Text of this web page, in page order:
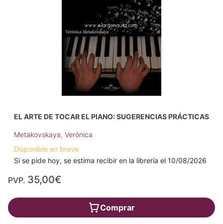
EL ARTE DE TOCAR EL PIANO: SUGERENCIAS PRÁCTICAS
Metakovskaya, Verónica
Disponible en breve
Si se pide hoy, se estima recibir en la librería el 10/08/2026
PVP. 35,00€
Comprar